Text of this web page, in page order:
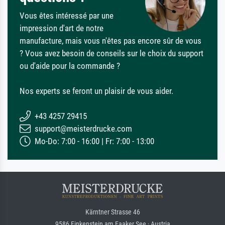
Vous êtes intéressé par une
impression d'art de notre
manufacture, mais vous n'êtes pas encore sûr de vous
? Vous avez besoin de conseils sur le choix du support
ou d'aide pour la commande ?
Nos experts se feront un plaisir de vous aider.
+43 4257 29415
support@meisterdrucke.com
Mo-Do: 7:00 - 16:00 | Fr: 7:00 - 13:00
Kärntner Strasse 46